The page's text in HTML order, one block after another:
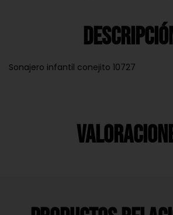
Sonajero infantil conejito 10727